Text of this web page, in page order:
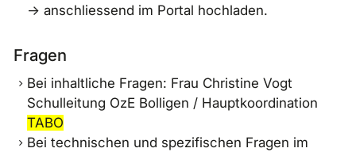
-> anschliessend im Portal hochladen.
Fragen
Bei inhaltliche Fragen: Frau Christine Vogt
Schulleitung OzE Bolligen / Hauptkoordination
TABO
Bei technischen und spezifischen Fragen im